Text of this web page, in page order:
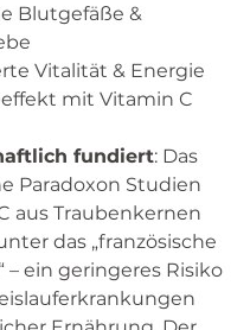
Blutgefäße &
Vitalität & Energie
mit Vitamin C
fundiert: Das
Paradoxon Studien
aus Traubenkernen
das „französische
– ein geringeres Risiko